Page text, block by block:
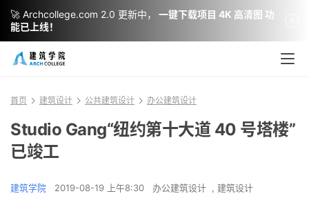
首页 建筑设计 公共建筑设计 办公建筑设计
Studio Gang“纽约第十大道 40 号塔楼”
已竣工
建筑学院 2019-08-19 上午8:30 办公建筑设计 , 建筑设计
🚀 Archcollege.com 2.0 更新中，
一键下载项目 4K 高清图 功
能已上线！